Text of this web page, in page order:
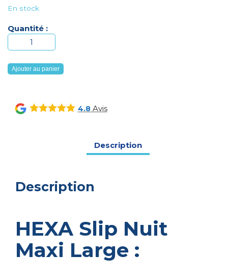
En stock
Quantité :
quantité
de
HEXA
Slip
Maxi
Ajouter au panier
4.8Avis
Description
Description
HEXA Slip Nuit
Maxi Large :